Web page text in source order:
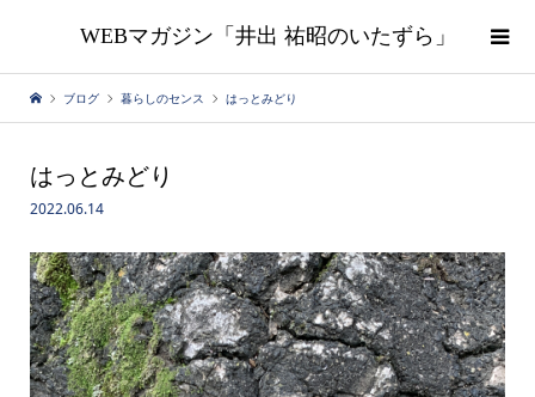
WEBマガジン「井出 祐昭のいたずら」
ブログ 暮らしのセンス はっとみどり
はっとみどり
2022.06.14